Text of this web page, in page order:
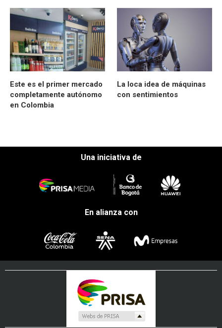
Este es el primer mercado
completamente autónomo
en Colombia
La loca idea de máquinas
con sentimientos
Una iniciativa de
En alianza con